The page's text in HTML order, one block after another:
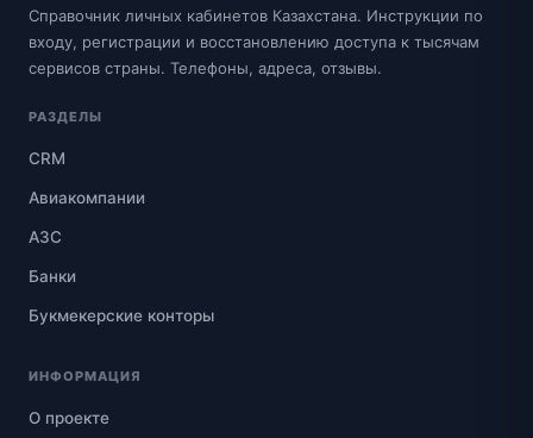
Справочник личных кабинетов Казахстана. Инструкции по
входу, регистрации и восстановлению доступа к тысячам
сервисов страны. Телефоны, адреса, отзывы.
РАЗДЕЛЫ
CRM
Авиакомпании
АЗС
Банки
Букмекерские конторы
ИНФОРМАЦИЯ
О проекте